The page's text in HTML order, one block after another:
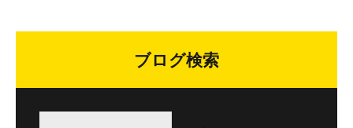
ブログ検索